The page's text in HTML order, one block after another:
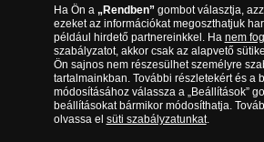
Adatkezelés
Ha Ön a „Rendben”gombot választja,
ezeket az információkat megoszthatjuk
például hirdető partnereinkkel. Ha nem
szabályzatot, akkor csak az alapvető
Ön sajnos nem részesülhet személyre
tartalmainkban. További részletekért és a
módosításához válassza a „Beállítások”
beállításokat bármikor módosíthatja.
olvassa el süti szabályzatunkat.